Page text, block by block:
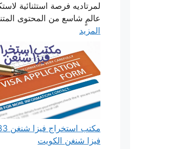
لمرتاديه فرصة استثنائية
عالمٍ شاسع من المحتوى
المزيد
مكتب
فيزا شنغن الكويت